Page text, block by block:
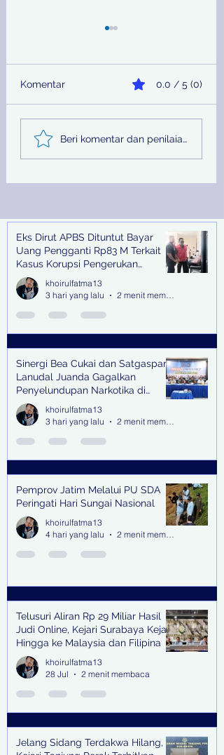
Sinergi Bea Cukai dan
Satgaspam Lanudal
Juanda Gagalkan
Komentar 0.0 / 5 (0)
Beri komentar dan penilaian...
Recent Posts
Eks Dirut APBS Dituntut Bayar
Uang Pengganti Rp83 M Terkait
Kasus Korupsi Pengerukan
Tanjung Perak
khoirulfatma13
3 hari yang lalu
2 menit membaca
Sinergi Bea Cukai dan Satgaspam
Lanudal Juanda Gagalkan
Penyelundupan Narkotika di
Bandara Juanda
khoirulfatma13
3 hari yang lalu
2 menit membaca
Pemprov Jatim Melalui PU SDA
Peringati Hari Sungai Nasional
khoirulfatma13
4 hari yang lalu
2 menit membaca
Telusuri Aliran Rp 29 Miliar Hasil
Judi Online, Kejari Surabaya Kejar
Hingga ke Malaysia dan Filipina
khoirulfatma13
28 Jul
2 menit membaca
Jelang Sidang Terdakwa Hilang,